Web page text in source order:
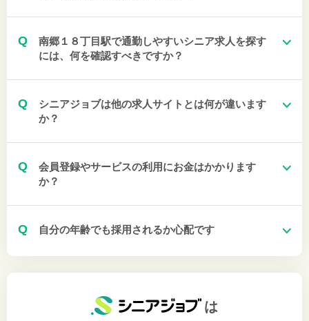
Q
南郷１８丁目駅で通勤しやすいシニア求人を探す
には、何を確認すべきですか？
Q
シニアジョブは他の求人サイトとは何が違います
か？
Q
会員登録やサービスの利用にお金はかかります
か？
Q 自分の年齢でも採用されるか心配です
は